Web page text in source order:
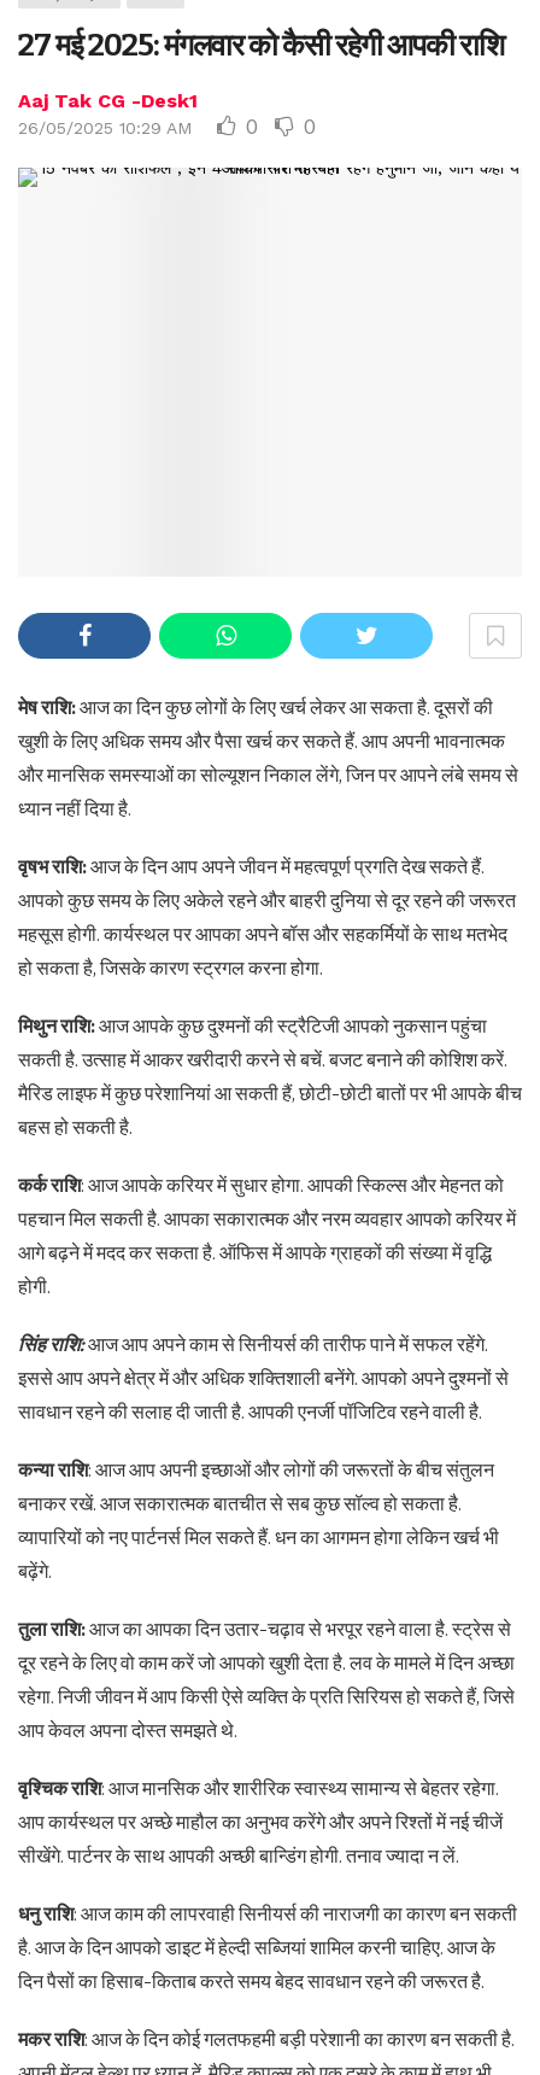
27 मई 2025: मंगलवार को कैसी रहेगी आपकी राशि
Aaj Tak CG -Desk1
26/05/2025 10:29 AM 0 0
मेष राशि:आज का दिन कुछ लोगों के लिए खर्च लेकर आ सकता है. दूसरों की
खुशी के लिए अधिक समय और पैसा खर्च कर सकते हैं. आप अपनी भावनात्मक
और मानसिक समस्याओं का सोल्यूशन निकाल लेंगे, जिन पर आपने लंबे समय से
ध्यान नहीं दिया है.
वृषभ राशि:आज के दिन आप अपने जीवन में महत्वपूर्ण प्रगति देख सकते हैं.
आपको कुछ समय के लिए अकेले रहने और बाहरी दुनिया से दूर रहने की जरूरत
महसूस होगी. कार्यस्थल पर आपका अपने बॉस और सहकर्मियों के साथ मतभेद
हो सकता है, जिसके कारण स्ट्रगल करना होगा.
मिथुन राशि:आज आपके कुछ दुश्मनों की स्ट्रैटिजी आपको नुकसान पहुंचा
सकती है. उत्साह में आकर खरीदारी करने से बचें. बजट बनाने की कोशिश करें.
मैरिड लाइफ में कुछ परेशानियां आ सकती हैं, छोटी-छोटी बातों पर भी आपके बीच
बहस हो सकती है.
कर्क राशि: आज आपके करियर में सुधार होगा. आपकी स्किल्स और मेहनत को
पहचान मिल सकती है. आपका सकारात्मक और नरम व्यवहार आपको करियर में
आगे बढ़ने में मदद कर सकता है. ऑफिस में आपके ग्राहकों की संख्या में वृद्धि
होगी.
सिंह राशि:आज आप अपने काम से सिनीयर्स की तारीफ पाने में सफल रहेंगे.
इससे आप अपने क्षेत्र में और अधिक शक्तिशाली बनेंगे. आपको अपने दुश्मनों से
सावधान रहने की सलाह दी जाती है. आपकी एनर्जी पॉजिटिव रहने वाली है.
कन्या राशि: आज आप अपनी इच्छाओं और लोगों की जरूरतों के बीच संतुलन
बनाकर रखें. आज सकारात्मक बातचीत से सब कुछ सॉल्व हो सकता है.
व्यापारियों को नए पार्टनर्स मिल सकते हैं. धन का आगमन होगा लेकिन खर्च भी
बढ़ेंगे.
तुला राशि:आज का आपका दिन उतार-चढ़ाव से भरपूर रहने वाला है. स्ट्रेस से
दूर रहने के लिए वो काम करें जो आपको खुशी देता है. लव के मामले में दिन अच्छा
रहेगा. निजी जीवन में आप किसी ऐसे व्यक्ति के प्रति सिरियस हो सकते हैं, जिसे
आप केवल अपना दोस्त समझते थे.
वृश्चिक राशि: आज मानसिक और शारीरिक स्वास्थ्य सामान्य से बेहतर रहेगा.
आप कार्यस्थल पर अच्छे माहौल का अनुभव करेंगे और अपने रिश्तों में नई चीजें
सीखेंगे. पार्टनर के साथ आपकी अच्छी बान्डिंग होगी. तनाव ज्यादा न लें.
धनु राशि: आज काम की लापरवाही सिनीयर्स की नाराजगी का कारण बन सकती
है. आज के दिन आपको डाइट में हेल्दी सब्जियां शामिल करनी चाहिए. आज के
दिन पैसों का हिसाब-किताब करते समय बेहद सावधान रहने की जरूरत है.
मकर राशि: आज के दिन कोई गलतफहमी बड़ी परेशानी का कारण बन सकती है.